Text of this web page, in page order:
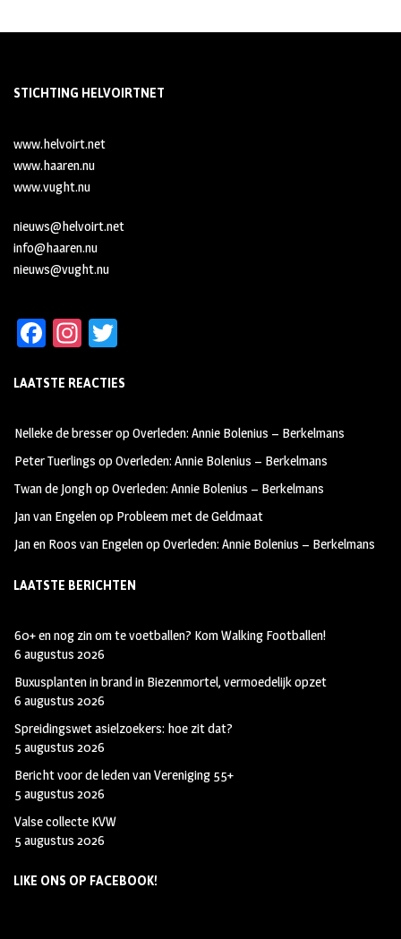
STICHTING HELVOIRTNET
www.helvoirt.net
www.haaren.nu
www.vught.nu
nieuws@helvoirt.net
info@haaren.nu
nieuws@vught.nu
Fa
b
oo
k
In
ag
m
tt
LAATSTE REACTIES
Nelleke de bresseropOverleden: Annie Bolenius – Berkelmans
Peter Tuerlings opOverleden: Annie Bolenius – Berkelmans
Twan de JonghopOverleden: Annie Bolenius – Berkelmans
Jan van Engelenop Probleem met de Geldmaat
Jan en Roos van EngelenopOverleden: Annie Bolenius – Berkelmans
LAATSTE BERICHTEN
60+ en nog zin om te voetballen? Kom Walking Footballen!
6 augustus 2026
Buxusplanten in brand in Biezenmortel, vermoedelijk opzet
6 augustus 2026
Spreidingswet asielzoekers: hoe zit dat?
5 augustus 2026
Bericht voor de leden van Vereniging 55+
5 augustus 2026
Valse collecte KVW
5 augustus 2026
LIKE ONS OP FACEBOOK!